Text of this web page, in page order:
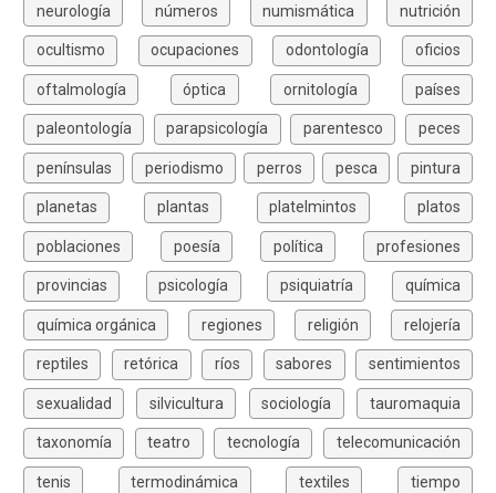
neurología números numismática nutrición
ocultismo ocupaciones odontología oficios
oftalmología óptica ornitología países
paleontología parapsicología parentesco peces
penínsulas periodismo perros pesca pintura
planetas plantas platelmintos platos
poblaciones poesía política profesiones
provincias psicología psiquiatría química
química orgánica regiones religión relojería
reptiles retórica ríos sabores sentimientos
sexualidad silvicultura sociología tauromaquia
taxonomía teatro tecnología telecomunicación
tenis termodinámica textiles tiempo